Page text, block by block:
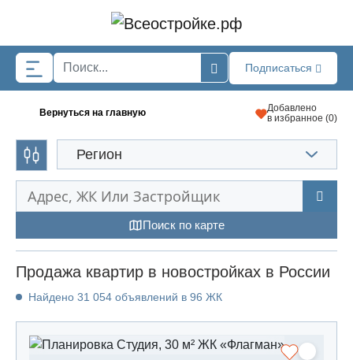
Подписаться
Вернуться на главную
Добавлено
в избранное (0)
Регион
Поиск по карте
Продажа квартир в новостройках в России
Найдено 31 054 объявлений в 96 ЖК